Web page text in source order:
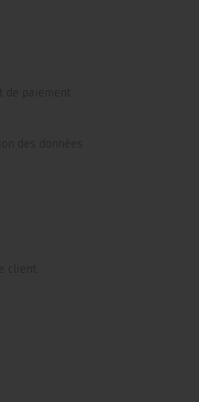
de paiement
des données
client